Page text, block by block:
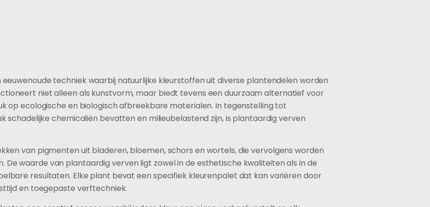
techniek waarbij natuurlijke kleurstoffen uit diverse plantendelen worden
niet alleen als kunstvorm, maar biedt tevens een duurzaam alternatief voor
op ecologische en biologisch afbreekbare materialen. In tegenstelling tot
schadelijke chemicaliën bevatten en milieubelastend zijn, is plantaardig verven
van pigmenten uit bladeren, bloemen, schors en wortels, die vervolgens worden
De waarde van plantaardig verven ligt zowel in de esthetische kwaliteiten als in de
resultaten. Elke plant bevat een specifiek kleurenpalet dat kan variëren door
en toegepaste verftechniek.